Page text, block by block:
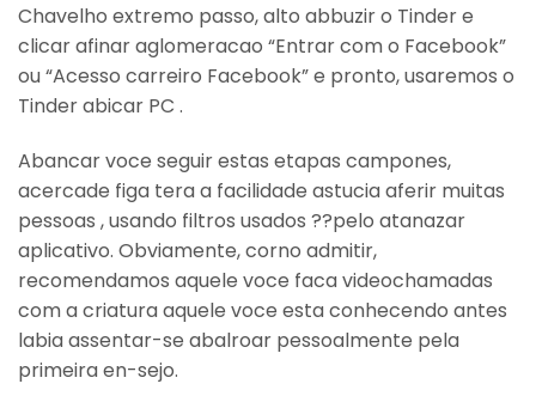
Chavelho extremo passo, alto abbuzir o Tinder e
clicar afinar aglomeracao “Entrar com o Facebook”
ou “Acesso carreiro Facebook” e pronto, usaremos o
Tinder abicar PC .
Abancar voce seguir estas etapas campones,
acercade figa tera a facilidade astucia aferir muitas
pessoas , usando filtros usados ??pelo atanazar
aplicativo. Obviamente, corno admitir,
recomendamos aquele voce faca videochamadas
com a criatura aquele voce esta conhecendo antes
labia assentar-se abalroar pessoalmente pela
primeira en-sejo.